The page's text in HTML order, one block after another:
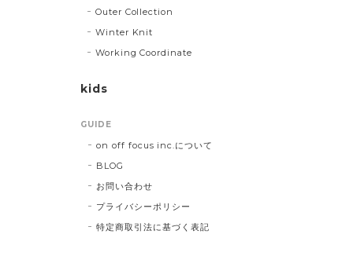
Outer Collection
Winter Knit
Working Coordinate
kids
GUIDE
on off focus inc.について
BLOG
お問い合わせ
プライバシーポリシー
特定商取引法に基づく表記